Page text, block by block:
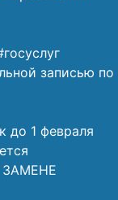
записью по
до 1 февраля